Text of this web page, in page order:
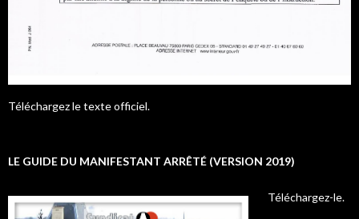
Téléchargez le texte officiel.
LE GUIDE DU MANIFESTANT ARRÊTÉ (VERSION 2019)
Téléchargez-le.